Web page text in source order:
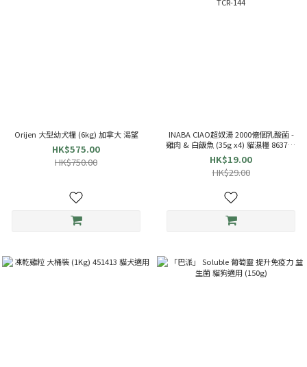
Orijen 大型幼犬糧 (6kg) 加拿大 渴望
HK$575.00
HK$750.00
INABA CIAO超奴湯 2000億個乳酸菌 -
雞肉 & 白飯魚 (35g x4) 貓濕糧 863714
TCR-144
HK$19.00
HK$29.00